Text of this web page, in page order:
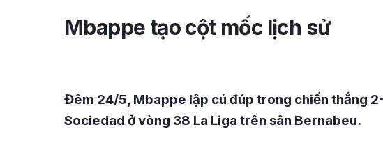
Mbappe tạo cột mốc lịch sử
Đêm 24/5, Mbappe lập cú đúp trong chiến thắng
Sociedad ở vòng 38 La Liga trên sân Bernabeu.